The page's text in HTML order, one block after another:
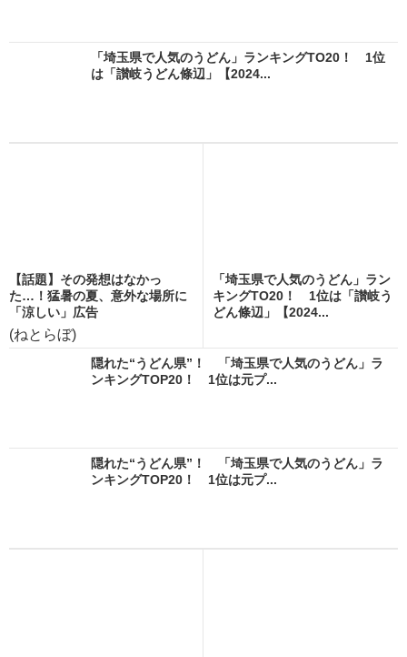
「埼玉県で人気のうどん」ランキングTO20！ 1位
は「讃岐うどん條辺」【2024...
【話題】その発想はなかっ
た…！猛暑の夏、意外な場所に
「涼しい」広告
(ねとらぼ)
「埼玉県で人気のうどん」ラン
キングTO20！ 1位は「讃岐う
どん條辺」【2024...
隠れた“うどん県”！ 「埼玉県で人気のうどん」ラ
ンキングTOP20！ 1位は元プ...
隠れた“うどん県”！ 「埼玉県で人気のうどん」ラ
ンキングTOP20！ 1位は元プ...